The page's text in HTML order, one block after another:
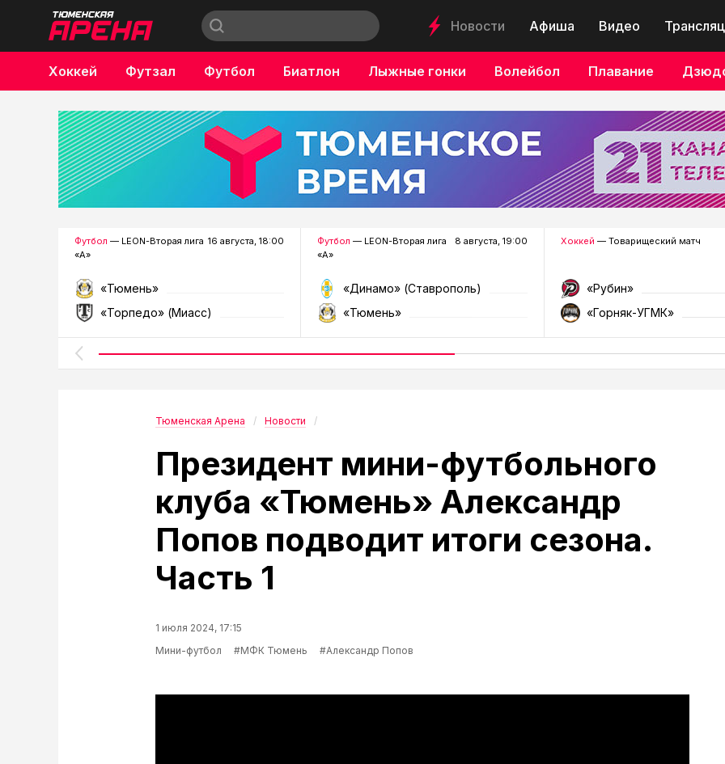
Новости Афиша Видео
Хоккей Футзал Футбол Биатлон Лыжные гонки Волейбол Плавание
Бокс
Футбол — LEON-Вторая лига
«А»
16 августа, 18:00
«Тюмень»
«Торпедо» (Миасс)
Футбол — LEON-Вторая лига
«А»
8 августа, 19:00
«Динамо» (Ставрополь)
«Тюмень»
Хоккей — Товарищеский матч
«Рубин»
«Горняк-УГМК»
Тюменская Арена Новости
Президент мини-футбольного
клуба «Тюмень» Александр
Попов подводит итоги сезона.
Часть 1
1 июля 2024, 17:15
Мини-футбол
#МФК Тюмень #Александр Попов